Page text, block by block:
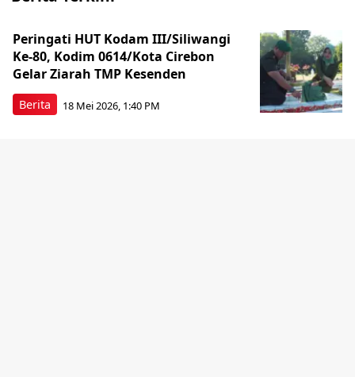
Berita
Peringati HUT Kodam III/Siliwangi
Ke-80, Kodim 0614/Kota Cirebon
Gelar Ziarah TMP Kesenden
18 Mei 2026, 1:40 PM